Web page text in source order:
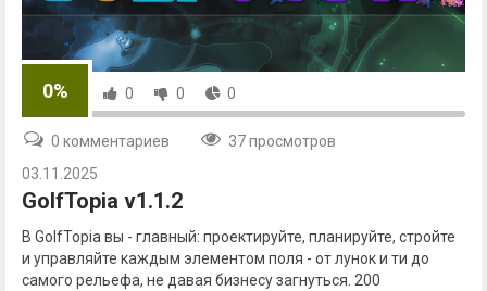
0% 0 0 0
0 комментариев
37 просмотров
03.11.2025
GolfTopia v1.1.2
В GolfTopia вы - главный: проектируйте, планируйте, стройте
и управляйте каждым элементом поля - от лунок и ти до
самого рельефа, не давая бизнесу загнуться. 200